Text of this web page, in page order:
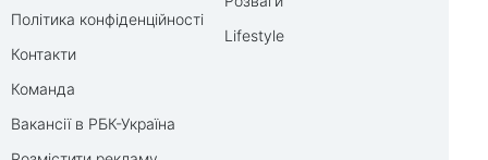
Політика конфіденційності
Контакти
Команда
Вакансії в РБК-Україна
Lifestyle